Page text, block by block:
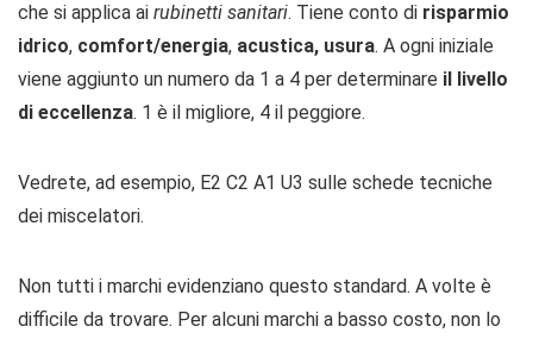
che si applica ai rubinetti sanitari. Tiene conto di risparmio
idrico, comfort/energia, acustica, usura. A ogni iniziale
viene aggiunto un numero da 1 a 4 per determinare il livello
di eccellenza. 1 è il migliore, 4 il peggiore.
Vedrete, ad esempio, E2 C2 A1 U3 sulle schede tecniche
dei miscelatori.
Non tutti i marchi evidenziano questo standard. A volte è
difficile da trovare. Per alcuni marchi a basso costo, non lo